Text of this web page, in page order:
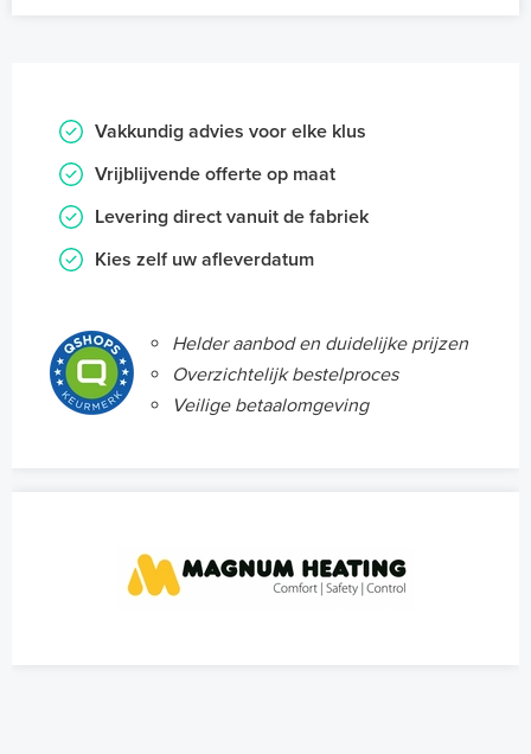
Vakkundig advies voor elke klus
Vrijblijvende offerte op maat
Levering direct vanuit de fabriek
Kies zelf uw afleverdatum
Helder aanbod en duidelijke prijzen
Overzichtelijk bestelproces
Veilige betaalomgeving